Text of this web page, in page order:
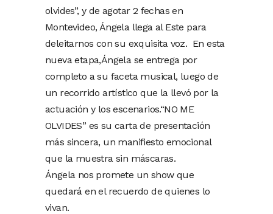
olvides”, y de agotar 2 fechas en
Montevideo, Ángela llega al Este para
deleitarnos con su exquisita voz. En esta
nueva etapa,Ángela se entrega por
completo a su faceta musical, luego de
un recorrido artístico que la llevó por la
actuación y los escenarios.“NO ME
OLVIDES” es su carta de presentación
más sincera, un manifiesto emocional
que la muestra sin máscaras.
Ángela nos promete un show que
quedará en el recuerdo de quienes lo
vivan.